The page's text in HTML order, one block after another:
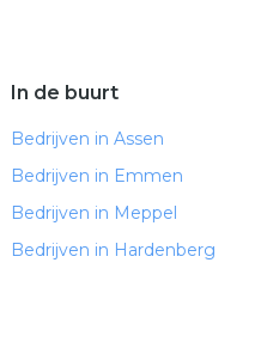
In de buurt
Bedrijven in Assen
Bedrijven in Emmen
Bedrijven in Meppel
Bedrijven in Hardenberg